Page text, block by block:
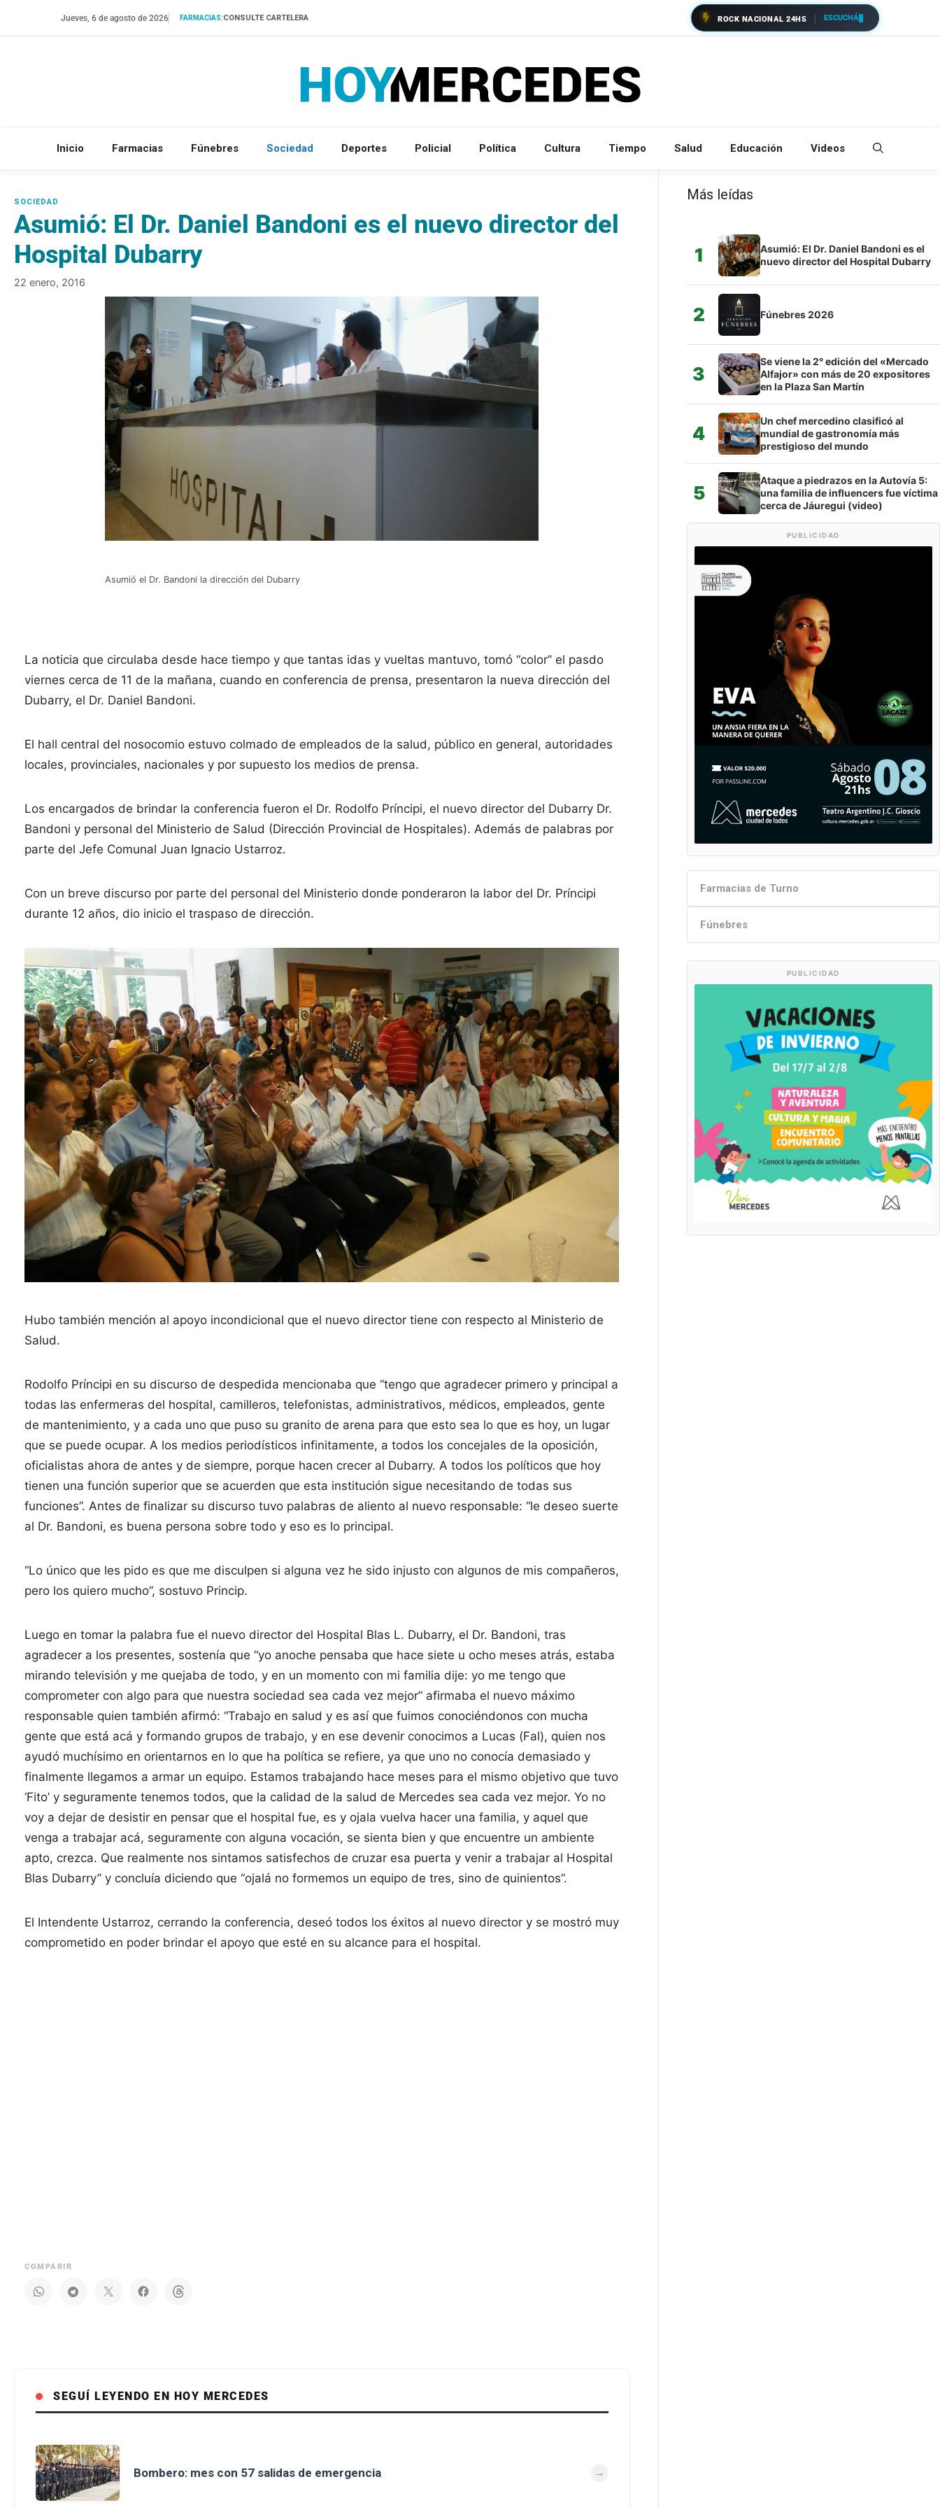
Jueves, 6 de agosto de 2026 FARMACIAS:CONSULTE CARTELERA ROCK NACIONAL 24HS ESCUCHÁ
Inicio Farmacias Fúnebres Sociedad Deportes Policial Política Cultura Tiempo Salud Educación Videos
Asumió: El Dr. Daniel Bandoni es el nuevo director del
Hospital Dubarry
22 enero, 2016
Asumió el Dr. Bandoni la dirección del Dubarry
La noticia que circulaba desde hace tiempo y que tantas idas y vueltas mantuvo, tomó “color” el pasdo
viernes cerca de 11 de la mañana, cuando en conferencia de prensa, presentaron la nueva dirección del
Dubarry, el Dr. Daniel Bandoni.
El hall central del nosocomio estuvo colmado de empleados de la salud, público en general, autoridades
locales, provinciales, nacionales y por supuesto los medios de prensa.
Los encargados de brindar la conferencia fueron el Dr. Rodolfo Príncipi, el nuevo director del Dubarry Dr.
Bandoni y personal del Ministerio de Salud (Dirección Provincial de Hospitales). Además de palabras por
parte del Jefe Comunal Juan Ignacio Ustarroz.
Con un breve discurso por parte del personal del Ministerio donde ponderaron la labor del Dr. Príncipi
durante 12 años, dio inicio el traspaso de dirección.
Hubo también mención al apoyo incondicional que el nuevo director tiene con respecto al Ministerio de
Salud.
Rodolfo Príncipi en su discurso de despedida mencionaba que “tengo que agradecer primero y principal a
todas las enfermeras del hospital, camilleros, telefonistas, administrativos, médicos, empleados, gente
de mantenimiento, y a cada uno que puso su granito de arena para que esto sea lo que es hoy, un lugar
que se puede ocupar. A los medios periodísticos infinitamente, a todos los concejales de la oposición,
oficialistas ahora de antes y de siempre, porque hacen crecer al Dubarry. A todos los políticos que hoy
tienen una función superior que se acuerden que esta institución sigue necesitando de todas sus
funciones”. Antes de finalizar su discurso tuvo palabras de aliento al nuevo responsable: “le deseo suerte
al Dr. Bandoni, es buena persona sobre todo y eso es lo principal.
“Lo único que les pido es que me disculpen si alguna vez he sido injusto con algunos de mis compañeros,
pero los quiero mucho”, sostuvo Princip.
Luego en tomar la palabra fue el nuevo director del Hospital Blas L. Dubarry, el Dr. Bandoni, tras
agradecer a los presentes, sostenía que “yo anoche pensaba que hace siete u ocho meses atrás, estaba
mirando televisión y me quejaba de todo, y en un momento con mi familia dije: yo me tengo que
comprometer con algo para que nuestra sociedad sea cada vez mejor” afirmaba el nuevo máximo
responsable quien también afirmó: “Trabajo en salud y es así que fuimos conociéndonos con mucha
gente que está acá y formando grupos de trabajo, y en ese devenir conocimos a Lucas (Fal), quien nos
ayudó muchísimo en orientarnos en lo que ha política se refiere, ya que uno no conocía demasiado y
finalmente llegamos a armar un equipo. Estamos trabajando hace meses para el mismo objetivo que tuvo
‘Fito’ y seguramente tenemos todos, que la calidad de la salud de Mercedes sea cada vez mejor. Yo no
voy a dejar de desistir en pensar que el hospital fue, es y ojala vuelva hacer una familia, y aquel que
venga a trabajar acá, seguramente con alguna vocación, se sienta bien y que encuentre un ambiente
apto, crezca. Que realmente nos sintamos satisfechos de cruzar esa puerta y venir a trabajar al Hospital
Blas Dubarry” y concluía diciendo que “ojalá no formemos un equipo de tres, sino de quinientos”.
El Intendente Ustarroz, cerrando la conferencia, deseó todos los éxitos al nuevo director y se mostró muy
comprometido en poder brindar el apoyo que esté en su alcance para el hospital.
COMPARIR
SEGUÍ LEYENDO EN HOY MERCEDES
Bombero: mes con 57 salidas de emergencia
Más leídas
1
Asumió: El Dr. Daniel Bandoni es el
nuevo director del Hospital Dubarry
2 Fúnebres 2026
3
Se viene la 2° edición del «Mercado
Alfajor» con más de 20 expositores
en la Plaza San Martín
4
Un chef mercedino clasificó al
mundial de gastronomía más
prestigioso del mundo
5
Ataque a piedrazos en la Autovía 5:
una familia de influencers fue víctima
cerca de Jáuregui (video)
PUBLICIDAD
Farmacias de Turno
Fúnebres
PUBLICIDAD